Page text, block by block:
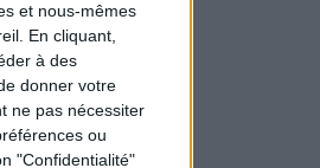
et nous-mêmes
En cliquant,
à des
donner votre
ne pas nécessiter
ou
"Confidentialité"